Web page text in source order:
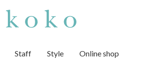
Staff Style Online shop